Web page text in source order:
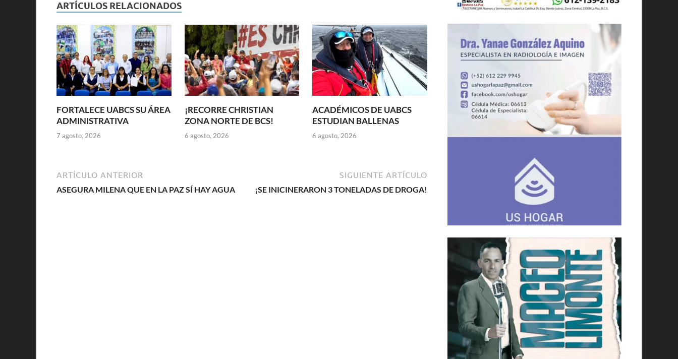
ARTÍCULOS RELACIONADOS
FORTALECE UABCS SU ÁREA
ADMINISTRATIVA
7 agosto, 2026
¡RECORRE CHRISTIAN
ZONA NORTE DE BCS!
6 agosto, 2026
ACADÉMICOS DE UABCS
ESTUDIAN BALLENAS
6 agosto, 2026
ARTÍCULO ANTERIOR
ASEGURA MILENA QUE EN LA PAZ SÍ HAY AGUA
SIGUIENTE ARTÍCULO
¡SE INICINERARON 3 TONELADAS DE DROGA!